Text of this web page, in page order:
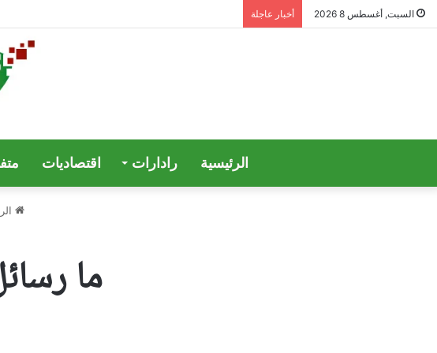
السبت, أغسطس 8 2026 أخبار عاجلة
الرئيسية رادارات اقتصاديات
ما